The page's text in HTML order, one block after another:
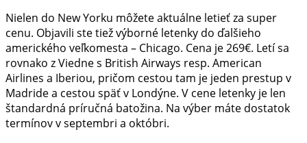
za
výborných
269€
Nielen do New Yorku môžete aktuálne letieť za super
cenu. Objavili ste tiež výborné letenky do ďalšieho
amerického veľkomesta – Chicago. Cena je 269€. Letí sa
rovnako z Viedne s British Airways resp. American
Airlines a Iberiou, pričom cestou tam je jeden prestup v
Madride a cestou späť v Londýne. V cene letenky je len
štandardná príručná batožina. Na výber máte dostatok
termínov v septembri a októbri.